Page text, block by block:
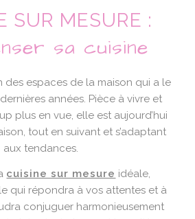
SUR MESURE :
sa cuisine
des espaces de la maison qui a le
années. Pièce à vivre et
plus en vue, elle est aujourd’hui
tout en suivant et s’adaptant
aux tendances.
cuisine sur mesure idéale,
qui répondra à vos attentes et à
conjuguer harmonieusement